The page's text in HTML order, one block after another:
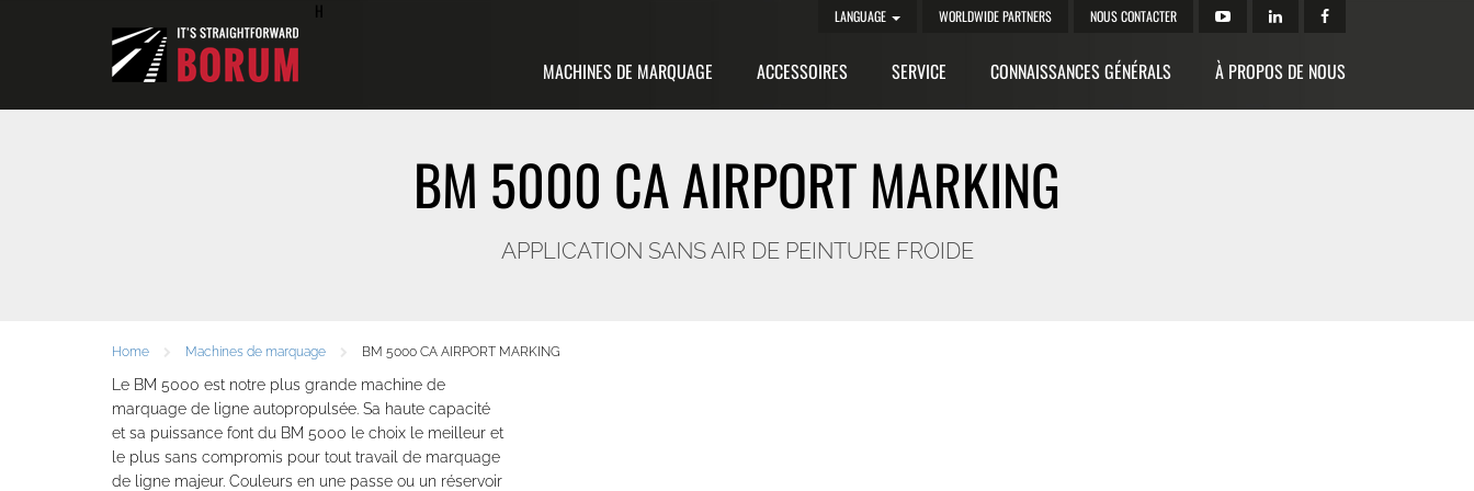
H LANGUAGE WORLDWIDE PARTNERS NOUS CONTACTER
MACHINES DE MARQUAGE ACCESSOIRES SERVICE CONNAISSANCES GÉNÉRALS À PROPOS DE NOUS
BM 5000 CA AIRPORT MARKING
APPLICATION SANS AIR DE PEINTURE FROIDE
Home Machines de marquage BM 5000 CA AIRPORT MARKING
Le BM 5000 est notre plus grande machine de
marquage de ligne autopropulsée. Sa haute capacité
et sa puissance font du BM 5000 le choix le meilleur et
le plus sans compromis pour tout travail de marquage
de ligne majeur. Couleurs en une passe ou un réservoir